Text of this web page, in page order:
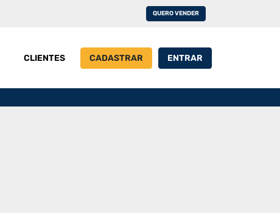
QUERO VENDER
CLIENTES CADASTRAR ENTRAR